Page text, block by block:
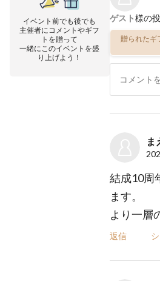
イベント前でも後でも
主催者にコメントやギフ
トを贈って
一緒にこのイベントを盛
り上げよう！
ゲスト様の
贈られたギ
ま
結成10周
ます。
より一層
返信